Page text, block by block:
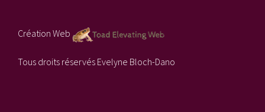
Création Web
Tous droits réservés Evelyne Bloch-Dano